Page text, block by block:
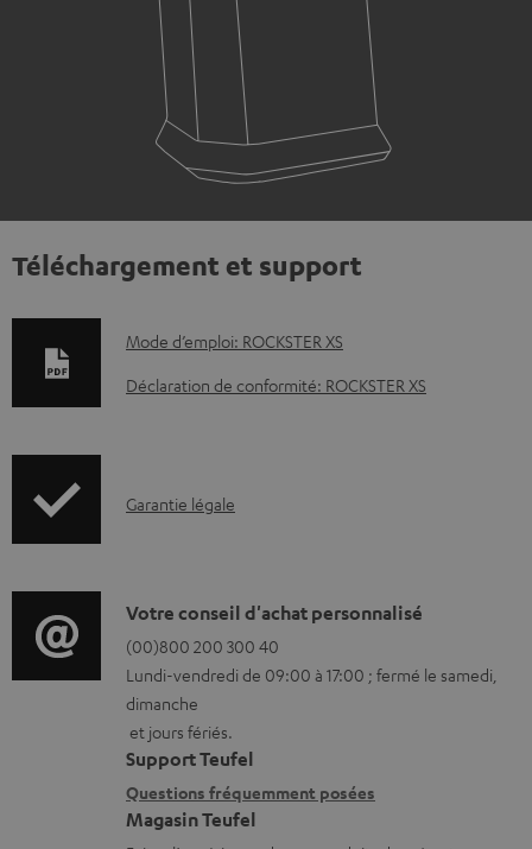
Téléchargement et support
D
o
e
s
t
é
l
é
c
h
Mode d’emploi: ROCKSTER XS
Déclaration de conformité: ROCKSTER XS
I
o
r
m
a
t
i
o
Garantie légale
D
é
t
a
i
l
s
Votre conseil d'achat personnalisé
(00)800 200 300 40
Lundi-vendredi de 09:00 à 17:00 ; fermé le samedi,
dimanche
et jours fériés.
Support Teufel
Questions fréquemment posées
Magasin Teufel